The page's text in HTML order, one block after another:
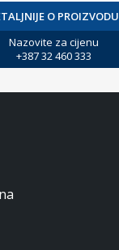
O PROIZVODU
Nazovite za cijenu
+387 32 460 333